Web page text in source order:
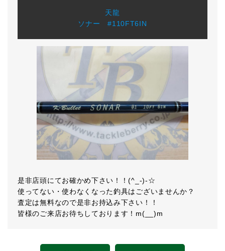
天龍
ソナー #110FT6IN
是非店頭にてお確かめ下さい！！(^_-)-☆
使ってない・使わなくなった釣具はございませんか？
査定は無料なので是非お持込み下さい！！
皆様のご来店お待ちしております！m(__)m